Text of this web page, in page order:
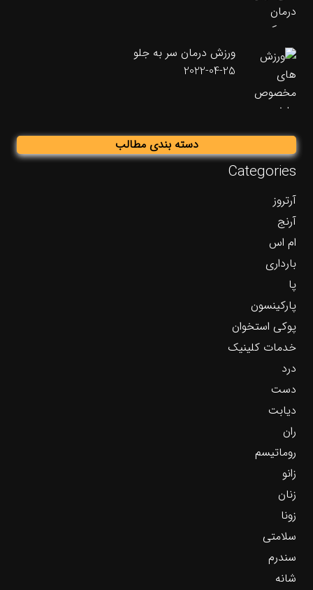
ورزش درمان سر به جلو
2022-04-25
دسته بندی مطالب
Categories
آرتروز
آرنج
ام اس
بارداری
پا
پارکینسون
پوکی استخوان
خدمات کلینیک
درد
دست
دیابت
ران
روماتیسم
زانو
زنان
زونا
سلامتی
سندرم
شانه